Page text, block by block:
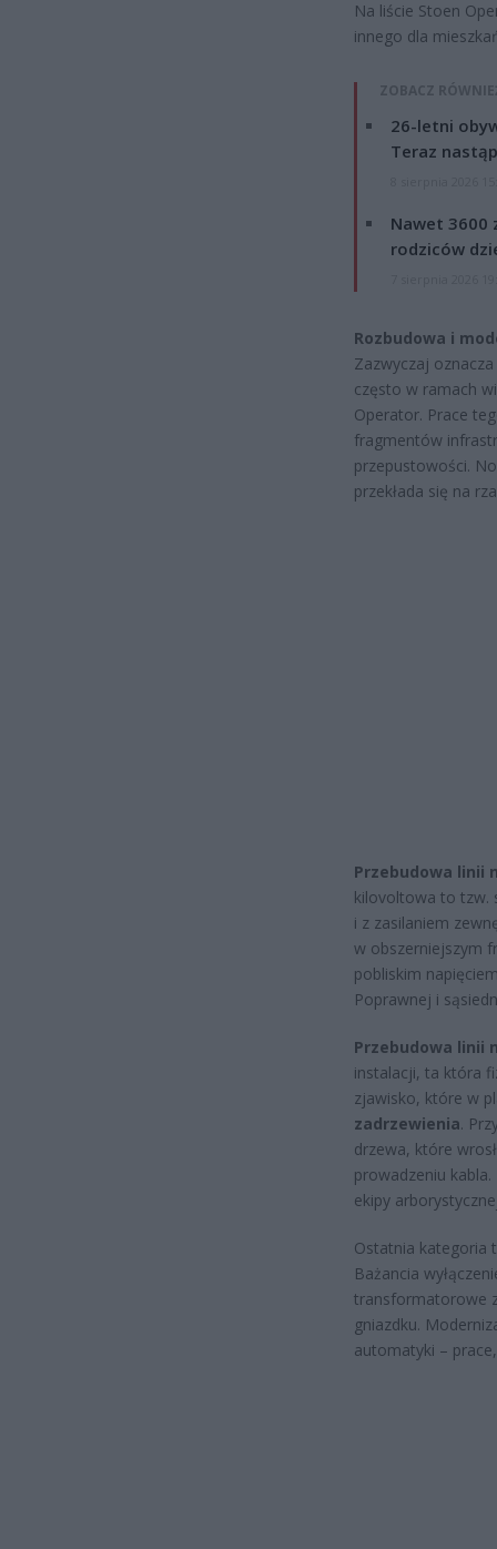
Na liście Stoen
innego dla
ZOBACZ
26-letni
Teraz
Nawet 3600
rodziców
Rozbudowa i
Zazwyczaj
często w ramach
Operator. Prace
fragmentów
przepustowości.
przekłada się na
Przebudowa linii
kilovoltowa to tzw.
i z zasilaniem
w obszerniejszym
pobliskim
Poprawnej i
Przebudowa linii
instalacji, ta która
zjawisko, które w
zadrzewienia.
drzewa, które
prowadzeniu
ekipy
Ostatnia kategoria
Bażancia
transformatorowe
gniazdku.
automatyki –